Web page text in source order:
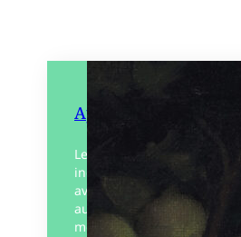
Appleseed
Le monde avant les
incessantes, avant les
avant les nouvelles
aux antibiotiques, avant la
mers acides, les tornades